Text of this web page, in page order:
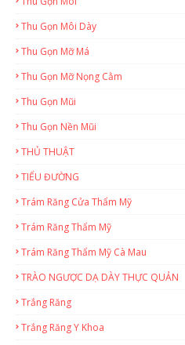
Thu Gọn Môi Dày
Thu Gọn Mỡ Má
Thu Gọn Mỡ Nọng Cằm
Thu Gọn Mũi
Thu Gọn Nền Mũi
THỦ THUẬT
TIỂU ĐƯỜNG
Trám Răng Cửa Thẩm Mỹ
Trám Răng Thẩm Mỹ
Trám Răng Thẩm Mỹ Cà Mau
TRÀO NGƯỢC DẠ DÀY THỰC QUẢN
Trắng Răng
Trắng Răng Y Khoa